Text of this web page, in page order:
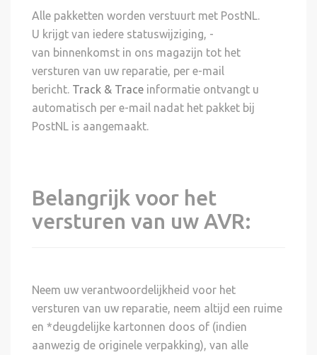
Alle pakketten worden verstuurt met PostNL.
U krijgt van iedere statuswijziging, -
van binnenkomst in ons magazijn tot het
versturen van uw reparatie, per e-mail
bericht. Track & Trace informatie ontvangt u
automatisch per e-mail nadat het pakket bij
PostNL is aangemaakt.
Belangrijk voor het
versturen van uw AVR:
Neem uw verantwoordelijkheid voor het
versturen van uw reparatie, neem altijd een ruime
en *deugdelijke kartonnen doos of (indien
aanwezig de originele verpakking), van alle